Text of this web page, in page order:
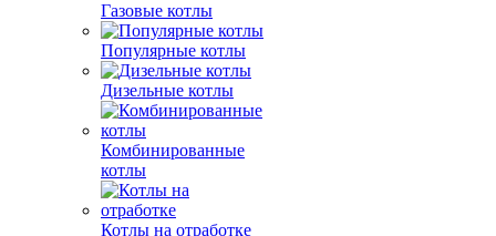
Газовые котлы
Популярные котлы
Дизельные котлы
Комбинированные
котлы
Котлы на отработке